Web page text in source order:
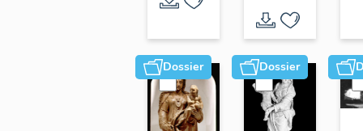
Dossier Dossier